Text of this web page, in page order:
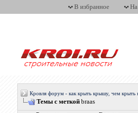
В избранное На
Кровля форум - как крыть крышу, чем крыть
Темы с меткой braas